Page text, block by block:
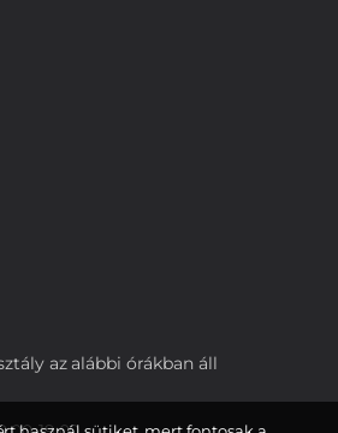
az alábbi órákban áll